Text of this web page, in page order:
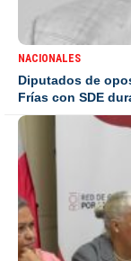
NACIONALES
Diputados de
Frías con SDE